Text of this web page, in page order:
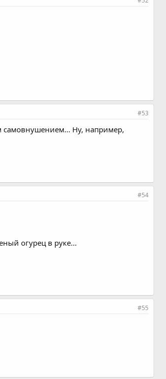
#53
самовнушением... Ну, например,
#54
огурец в руке...
#55